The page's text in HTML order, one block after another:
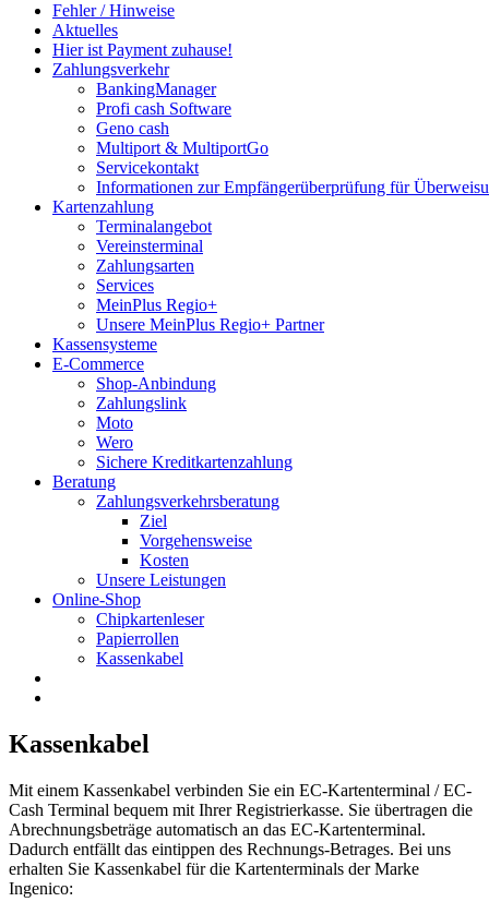
Fehler / Hinweise
Aktuelles
Hier ist Payment zuhause!
Zahlungsverkehr
BankingManager
Profi cash Software
Geno cash
Multiport & MultiportGo
Servicekontakt
Informationen zur Empfängerüberprüfung für
Kartenzahlung
Terminalangebot
Vereinsterminal
Zahlungsarten
Services
MeinPlus Regio+
Unsere MeinPlus Regio+ Partner
Kassensysteme
E-Commerce
Shop-Anbindung
Zahlungslink
Moto
Wero
Sichere Kreditkartenzahlung
Beratung
Zahlungsverkehrsberatung
Ziel
Vorgehensweise
Kosten
Unsere Leistungen
Online-Shop
Chipkartenleser
Papierrollen
Kassenkabel
Kassenkabel
Mit einem Kassenkabel verbinden Sie ein EC-Kartenterminal / EC-
Cash Terminal bequem mit Ihrer Registrierkasse. Sie übertragen die
Abrechnungsbeträge automatisch an das EC-Kartenterminal.
Dadurch entfällt das eintippen des Rechnungs-Betrages. Bei uns
erhalten Sie Kassenkabel für die Kartenterminals der Marke
Ingenico: